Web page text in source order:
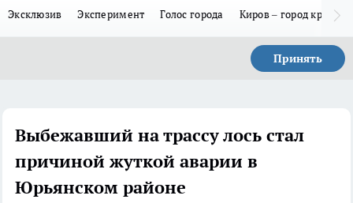
Эксклюзив Эксперимент Голос города Киров – город
Принять
Выбежавший на трассу лось стал
причиной жуткой аварии в
Юрьянском районе